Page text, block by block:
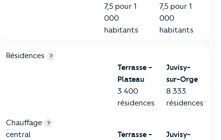
7,5 pour 1
000
habitants
7,5 pour 1
000
habitants
8-Chauffage
Critères Terrasse - Plateau
Résidences ?
Terrasse -
Plateau
3 400
résidences
Juvisy-
sur-Orge
8 333
résidences
Chauffage
central
?
Terrasse -
Juvisy-